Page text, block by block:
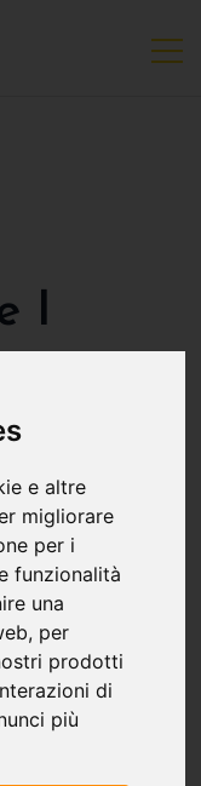
e altre
migliorare
per i
funzionalità
una
, per
prodotti
di
più
I
perfetti
i
da